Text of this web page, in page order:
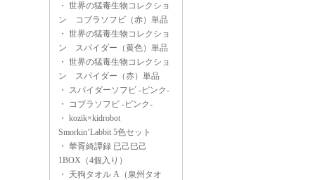
・ 世界の猛毒生物コレクショ
ン コブラソフビ（赤）単品
・ 世界の猛毒生物コレクショ
ン スパイダー（黄色）単品
・ 世界の猛毒生物コレクショ
ン スパイダー（赤）単品
・ スパイダーソフビ -ピンク-
・
コブラソフビ -ピンク-
・ kozik×kidrobot
Smorkin’Labbit 5色セット
・ 華胥綺譚録 已己巳己
1BOX（4個入り）
・ 天狗タオル A（泉州タオ